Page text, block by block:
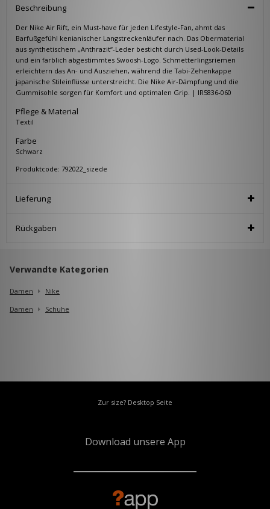
Beschreibung
Der Nike Air Rift, ein Must-have für jeden Lifestyle-Fan, ahmt das
Barfußgefühl kenianischer Langstreckenläufer nach. Das Obermaterial
aus synthetischem „Anthrazit“-Leder besticht durch Used-Look-Details
und ein farblich abgestimmtes Swoosh-Logo. Schmetterlingsriemen
erleichtern das An- und Ausziehen, während die Tabi-Zehenkappe
japanische Stileinflüsse unterstreicht. Die Nike Air-Dämpfung und die
Gummisohle sorgen für Komfort und optimalen Grip. | IR5836-060
Pflege & Material
Textil
Farbe
Schwarz
Produktcode: 792022_sizede
Lieferung
Rückgaben
Verwandte Kategorien
Damen
Nike
Damen
Schuhe
Zur size? Desktop Seite
Download unsere App